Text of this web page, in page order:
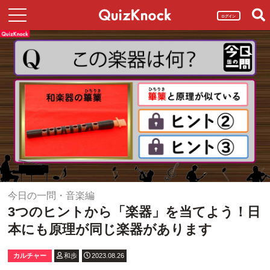
ログイン
今日の一問・音楽編
3つのヒントから「楽器」を当てよう！日
本にも原理が同じ楽器があります
カルチャー 和歩 2023.08.26